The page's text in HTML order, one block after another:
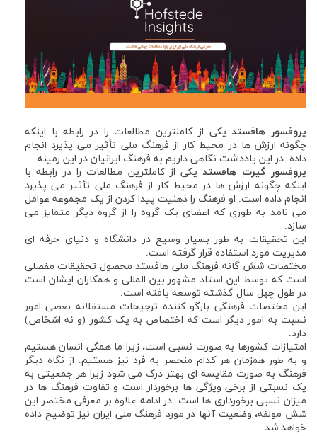
پروفسور هافستدیکی از کاملترین مطالعات را در رابطه با اینکه
چگونه ارزش ها در محیط کار از فرهنگ ملی تأثیر می پذیرد انجام
داده. در این یادداشت نگاهی داریم به فرهنگ ایرانیان در این زمینه.
پروفسور گیرت هافستدیکی از کاملترین مطالعات را در رابطه با
اینکه چگونه ارزش ها در محیط کار از فرهنگ ملی تأثیر می پذیرد
انجام داده است. او فرهنگ را ذهنیت پیدا کردن از یک مجموعه عوامل
می نامد به طوری که اعضای یک گروه را از گروه دیگر متمایز می
سازد.
این تحقیقات به طور بسیار وسیع در دانشگاه و دنیای حرفه ای
مدیریت مورد استفاده قرار گرفته است.
مختصات شش گانه فرهنگ ملی هافستد محصول تحقیقات مفصلی
است که توسط این استاد مشهور بین المللی و همکاران ایشان است
در طول چهل سال گذشته توسعه یافته است.
این مختصات فرهنگی بازگو کننده ترجیحات مستقلانه بعضی امور
نسبت به امور دیگر است که اختصاص به یک کشور (و نه اشخاص)
دارد.
امتیازات کشورها به صورت نسبی است، زیرا ما همگی انسان هستیم
و به طور همزمان هر کدام منحصر به فرد نیز هستیم. از نگاه دیگر
فرهنگ به صورت مقایسه ای بهتر درک می شود زیرا هر جمعیتی به
یک نسبتی از برخی ویژگی ها برخوردار است و تفاوت فرهنگ ها در
میزان نسبی برخورداری ها است. در ادامه علاوه بر معرفی مختصر این
شش مولفه، وضعیت آنها در مورد فرهنگ ملی ایران نیز توضیح داده
خواهد شد ...